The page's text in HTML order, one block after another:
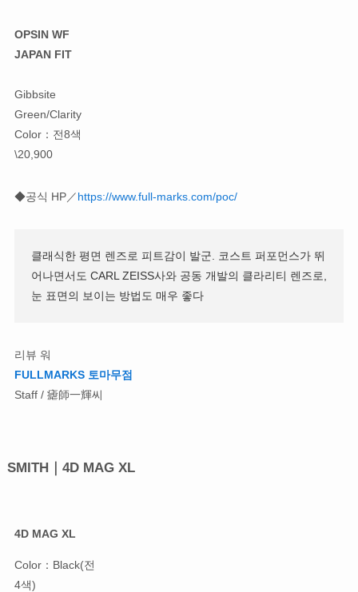
OPSIN WF
JAPAN FIT
Gibbsite
Green/Clarity
Color：전8색
\20,900
◆공식 HP／https://www.full-marks.com/poc/
클래식한 평면 렌즈로 피트감이 발군. 코스트 퍼포먼스가 뛰
어나면서도 CARL ZEISS사와 공동 개발의 클라리티 렌즈로,
눈 표면의 보이는 방법도 매우 좋다
리뷰 워
FULLMARKS 토마무점
Staff / 瘧師一輝씨
SMITH｜4D MAG XL
4D MAG XL
Color：Black(전
4색)